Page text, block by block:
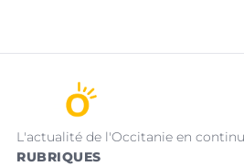
L'actualité de l'Occitanie en continu
RUBRIQUES